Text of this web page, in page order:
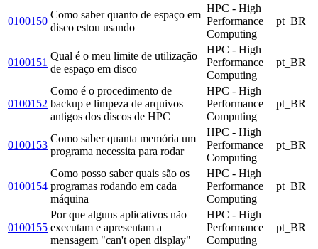
0100150
Como saber quanto de espaço em
disco estou usando
HPC - High
Performance
Computing
pt_BR
0100151
Qual é o meu limite de utilização
de espaço em disco
HPC - High
Performance
Computing
pt_BR
0100152
Como é o procedimento de
backup e limpeza de arquivos
antigos dos discos de HPC
HPC - High
Performance
Computing
pt_BR
0100153
Como saber quanta memória um
programa necessita para rodar
HPC - High
Performance
Computing
pt_BR
0100154
Como posso saber quais são os
programas rodando em cada
máquina
HPC - High
Performance
Computing
pt_BR
0100155
Por que alguns aplicativos não
executam e apresentam a
mensagem "can't open display"
HPC - High
Performance
Computing
pt_BR